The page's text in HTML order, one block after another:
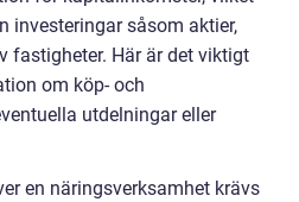
investeringar såsom aktier,
fastigheter. Här är det viktigt
om köp- och
utdelningar eller
en näringsverksamhet krävs